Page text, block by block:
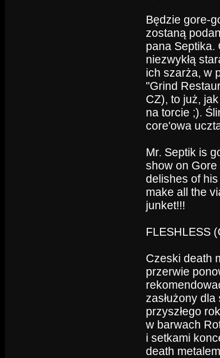
Będzie gore-
zostaną
pana Septika.
niezwykłą
ich szarża, w
"Grind
CZ), to już,
na torcie ;).
core'owa
Mr. Septik is
show on Gore
delishes of
make all the
junket!!!
FLESHLESS
Czeski death
przerwie
zasłużony
przyszłego
w barwach
i setkami
death